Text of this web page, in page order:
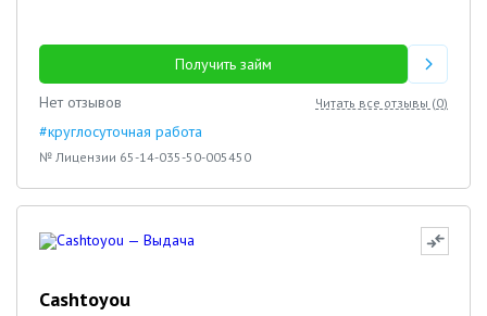
Получить займ
Нет отзывов
Читать все отзывы (0)
#круглосуточная работа
№ Лицензии 65-14-035-50-005450
Cashtoyou